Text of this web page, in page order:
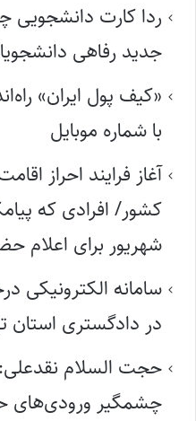
ردا کارت
جدید رفاهی دانشجویان
«کیف پول ایران»
با شماره موبایل
آغاز فرایند احراز
کشور/ افرادی که
شهریور برای اعلام
سامانه
در دادگستری استان
حجت السلام
چشمگیر ورودی‌های